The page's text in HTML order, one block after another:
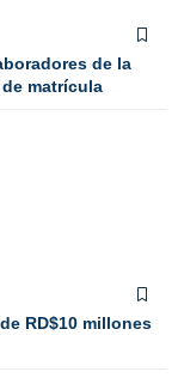
de la
matrícula
RD$10 millones